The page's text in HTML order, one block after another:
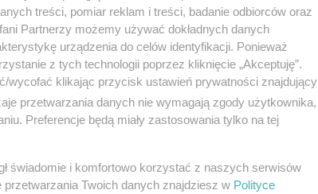
oraz zwiększania
elementy strategii.
do zrobienia. Po
by Klub więcej
treści, pomiar reklam i treści, badanie odbiorców oraz
Partnerzy możemy używać dokładnych danych
urządzenia do celów identyfikacji. Ponieważ
z tych technologii poprzez kliknięcie „Akceptuję”.
wycofać klikając przycisk ustawień prywatności znajdujący
przetwarzania danych nie wymagają zgody użytkownika,
Preferencje będą miały zastosowania tylko na tej
świadomie i komfortowo korzystać z naszych serwisów
Twoich danych znajdziesz w Polityce